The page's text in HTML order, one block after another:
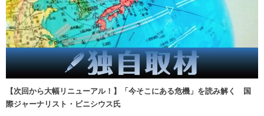
【次回から大幅リニューアル！】「今そこにある危機」を読み解く 国
際ジャーナリスト・ビニシウス氏